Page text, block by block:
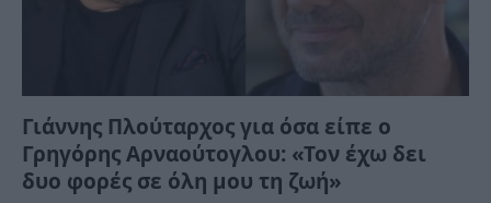
Γιάννης Πλούταρχος για όσα είπε ο
Γρηγόρης Αρναούτογλου: «Τον έχω δει
δυο φορές σε όλη μου τη ζωή»